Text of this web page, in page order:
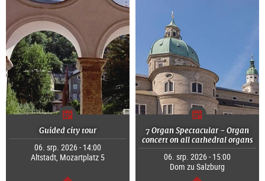
Guided city tour
06. srp. 2026 - 14:00
Altstadt, Mozartplatz 5
7 Organ Spectacular - Organ
concert on all cathedral organs
06. srp. 2026 - 15:00
Dom zu Salzburg